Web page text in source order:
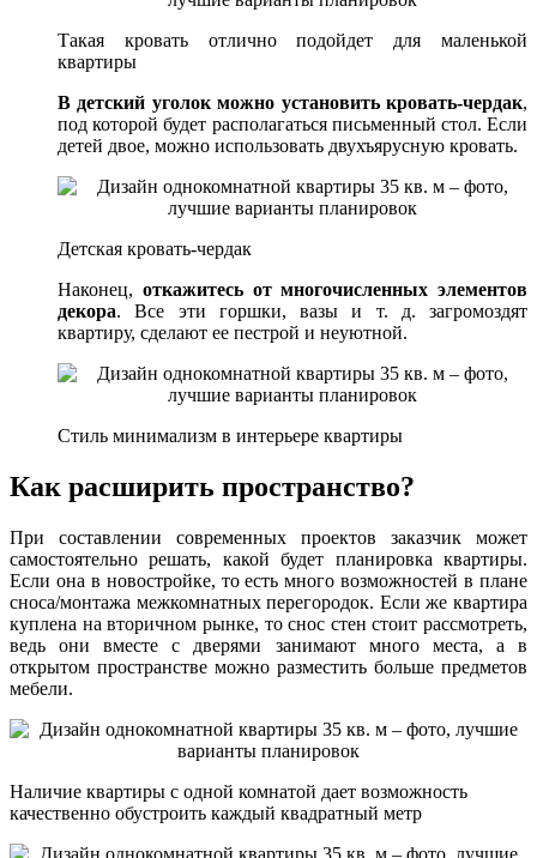
Такая кровать отлично подойдет для маленькой
квартиры
В детский уголок можно установить кровать-чердак,
под которой будет располагаться письменный стол. Если
детей двое, можно использовать двухъярусную кровать.
Детская кровать-чердак
Наконец, откажитесь от многочисленных элементов
декора. Все эти горшки, вазы и т. д. загромоздят
квартиру, сделают ее пестрой и неуютной.
Стиль минимализм в интерьере квартиры
Как расширить пространство?
При составлении современных проектов заказчик может
самостоятельно решать, какой будет планировка квартиры.
Если она в новостройке, то есть много возможностей в плане
сноса/монтажа межкомнатных перегородок. Если же квартира
куплена на вторичном рынке, то снос стен стоит рассмотреть,
ведь они вместе с дверями занимают много места, а в
открытом пространстве можно разместить больше предметов
мебели.
Наличие квартиры с одной комнатой дает возможность
качественно обустроить каждый квадратный метр